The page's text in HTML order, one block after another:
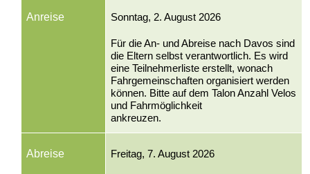
Anreise Sonntag, 2. August 2026
Für die An- und Abreise nach Davos sind
die Eltern selbst verantwortlich. Es wird
eine Teilnehmerliste erstellt, wonach
Fahrgemeinschaften organisiert werden
können. Bitte auf dem Talon Anzahl Velos
und Fahrmöglichkeit
ankreuzen.
Abreise Freitag, 7. August 2026